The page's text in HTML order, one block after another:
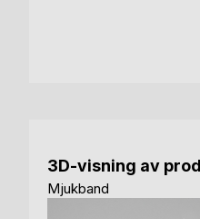
3D-visning av
Mjukband